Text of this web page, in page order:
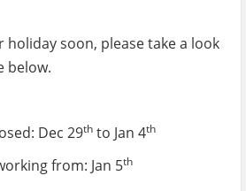
holiday soon, please take a look
below.
Dec 29th to Jan 4th
from: Jan 5th